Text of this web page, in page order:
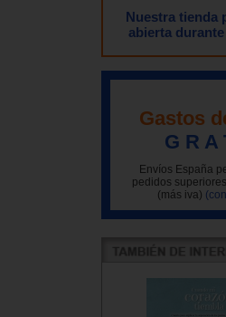
Nuestra tienda
abierta
Gastos
G R A
Envíos España
pedidos
(más iva)